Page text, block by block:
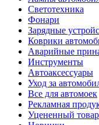
Светотехника
Фонари
Зарядные
Коврики
Аварийные
Инструменты
Автоаксессуары
Уход за
Все для автомоек
Рекламная
Уцененный товар